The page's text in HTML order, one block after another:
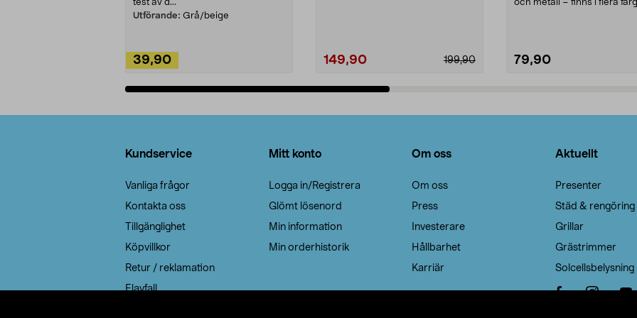
test av d...
Utförande: Grå/beige
39,90 199,90
149,90
och metall – finns i flera
79,90
Kundservice
Vanliga frågor
Kontakta oss
Tillgänglighet
Köpvillkor
Retur / reklamation
Elavfall
Mitt konto
Logga in/Registrera
Glömt lösenord
Min information
Min orderhistorik
Om oss
Om oss
Press
Investerare
Hållbarhet
Karriär
Aktuellt
Presenter
Städ & rengöring
Grillar
Grästrimmer
Solcellsbelysning